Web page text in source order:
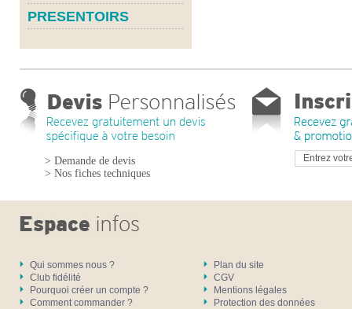
PRESENTOIRS
> Demande de devis
> Nos fiches techniques
Qui sommes nous ?
Club fidélité
Pourquoi créer un compte ?
Comment commander ?
Plan du site
CGV
Mentions légales
Protection des données